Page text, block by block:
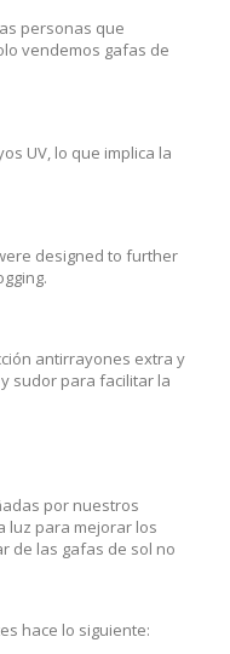
personas que
vendemos gafas de
UV, lo que implica la
designed to further
antirrayones extra y
sudor para facilitar la
por nuestros
luz para mejorar los
de las gafas de sol no
hace lo siguiente: